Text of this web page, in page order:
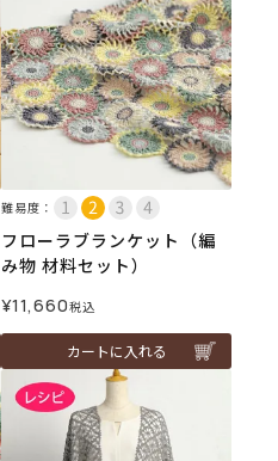
難易度：
フローラブランケット（編
み物 材料セット）
¥11,660税込
カートに入れる